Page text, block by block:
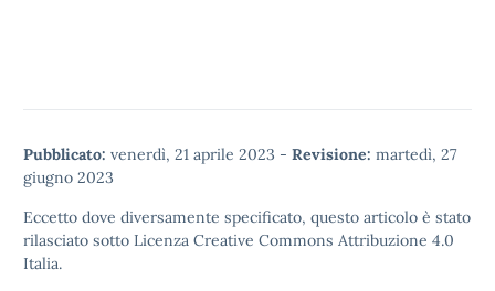
Pubblicato: venerdì, 21 aprile 2023 - Revisione: martedì, 27
giugno 2023
Eccetto dove diversamente specificato, questo articolo è stato
rilasciato sotto Licenza Creative Commons Attribuzione 4.0
Italia.